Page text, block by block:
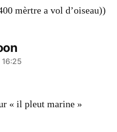
mèrtre a vol d’oiseau))
« il pleut marine »